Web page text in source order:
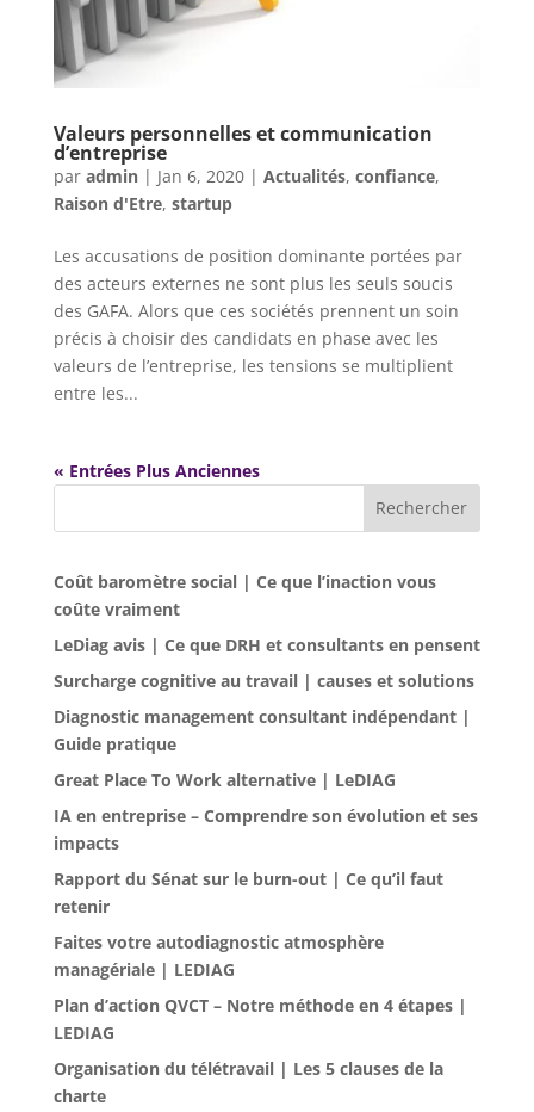
Valeurs personnelles et communication
d’entreprise
par admin| Jan 6, 2020| Actualités, confiance,
Raison d'Etre, startup
Les accusations de position dominante portées par
des acteurs externes ne sont plus les seuls soucis
des GAFA. Alors que ces sociétés prennent un soin
précis à choisir des candidats en phase avec les
valeurs de l’entreprise, les tensions se multiplient
entre les...
« Entrées Plus Anciennes
Rechercher
Coût baromètre social | Ce que l’inaction vous
coûte vraiment
LeDiag avis | Ce que DRH et consultants en pensent
Surcharge cognitive au travail | causes et solutions
Diagnostic management consultant indépendant |
Guide pratique
Great Place To Work alternative | LeDIAG
IA en entreprise – Comprendre son évolution et ses
impacts
Rapport du Sénat sur le burn-out | Ce qu’il faut
retenir
Faites votre autodiagnostic atmosphère
managériale | LEDIAG
Plan d’action QVCT – Notre méthode en 4 étapes |
LEDIAG
Organisation du télétravail | Les 5 clauses de la
charte